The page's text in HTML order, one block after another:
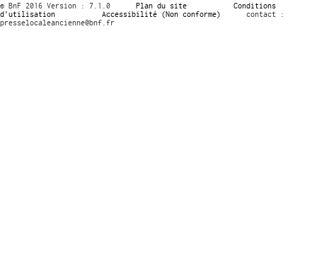
© BnF 2016 Version : 7.1.0 Plan du site
Conditions
d’utilisation
Accessibilité (Non conforme)
contact :
presselocaleancienne@bnf.fr